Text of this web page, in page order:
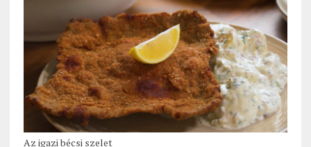
Az igazi bécsi szelet